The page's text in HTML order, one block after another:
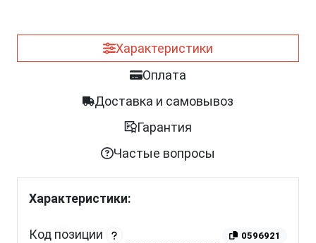
Характеристики
Оплата
Доставка и самовывоз
Гарантия
Частые вопросы
Характеристики:
Код позиции 0596921